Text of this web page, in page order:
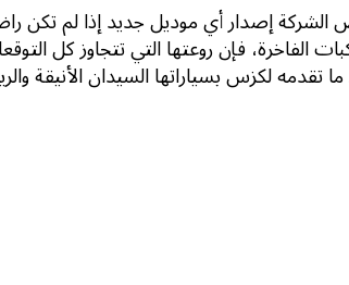
إصدار أي موديل جديد إذا لم تكن
فإن روعتها التي تتجاوز كل
لكزس بسياراتها السيدان الأنيقة